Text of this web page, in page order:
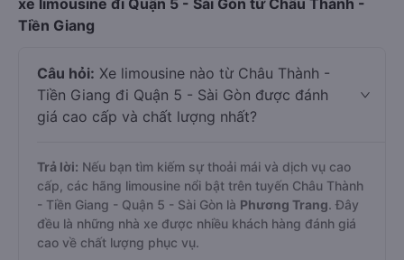
xe limousine đi Quận 5 - Sài Gòn từ Châu Thành -
Tiền Giang
Câu hỏi: Xe limousine nào từ Châu Thành -
Tiền Giang đi Quận 5 - Sài Gòn được đánh
giá cao cấp và chất lượng nhất?
Trả lời: Nếu bạn tìm kiếm sự thoải mái và dịch vụ cao
cấp, các hãng limousine nổi bật trên tuyến Châu Thành
- Tiền Giang - Quận 5 - Sài Gòn là Phương Trang. Đây
đều là những nhà xe được nhiều khách hàng đánh giá
cao về chất lượng phục vụ.